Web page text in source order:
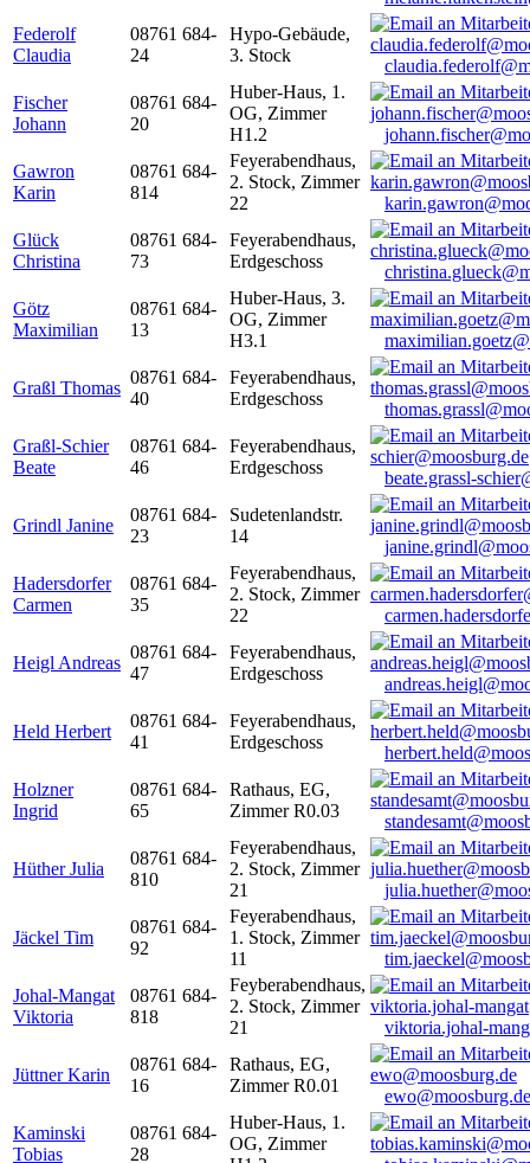
Federolf
Claudia
08761 684-
24
Hypo-Gebäude,
3. Stock
Fischer
Johann
08761 684-
20
Huber-Haus, 1.
OG, Zimmer
H1.2
Gawron
Karin
08761 684-
814
Feyerabendhaus,
2. Stock, Zimmer
22
Glück
Christina
08761 684-
73
Feyerabendhaus,
Erdgeschoss
Götz
Maximilian
08761 684-
13
Huber-Haus, 3.
OG, Zimmer
H3.1
Graßl Thomas
08761 684-
40
Feyerabendhaus,
Erdgeschoss
Graßl-Schier
Beate
08761 684-
46
Feyerabendhaus,
Erdgeschoss
beate.grassl-
Grindl Janine
08761 684-
23
Sudetenlandstr.
14
Hadersdorfer
Carmen
08761 684-
35
Feyerabendhaus,
2. Stock, Zimmer
22
Heigl Andreas
08761 684-
47
Feyerabendhaus,
Erdgeschoss
Held Herbert
08761 684-
41
Feyerabendhaus,
Erdgeschoss
Holzner
Ingrid
08761 684-
65
Rathaus, EG,
Zimmer R0.03
Hüther Julia
08761 684-
810
Feyerabendhaus,
2. Stock, Zimmer
21
Jäckel Tim
08761 684-
92
Feyerabendhaus,
1. Stock, Zimmer
11
Johal-Mangat
Viktoria
08761 684-
818
Feyberabendhaus,
2. Stock, Zimmer
21
viktoria.johal-
Jüttner Karin
08761 684-
16
Rathaus, EG,
Zimmer R0.01
ewo@moosburg.de
Kaminski
Tobias
08761 684-
28
Huber-Haus, 1.
OG, Zimmer